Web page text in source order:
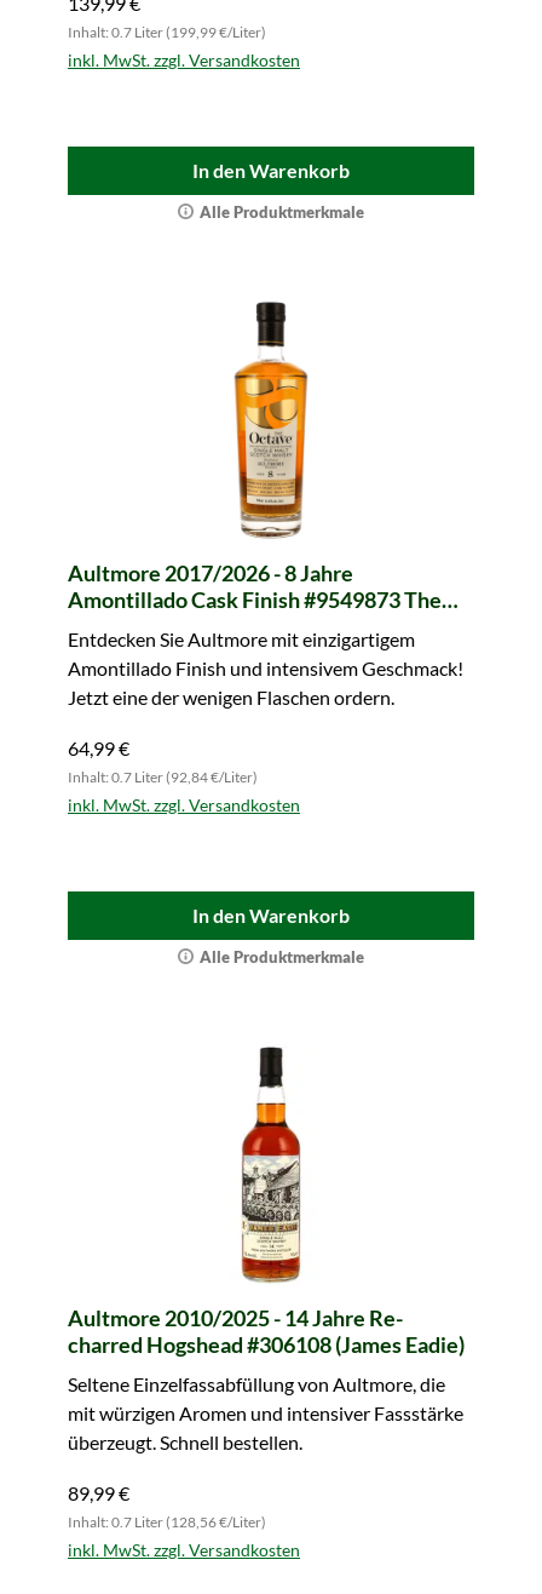
Inhalt: 0.7 Liter (199,99 €/Liter)
inkl. MwSt. zzgl. Versandkosten
In den Warenkorb
Alle Produktmerkmale
Aultmore 2017/2026 - 8 Jahre
Amontillado Cask Finish #9549873 The
Entdecken Sie Aultmore mit einzigartigem
Amontillado Finish und intensivem Geschmack!
Jetzt eine der wenigen Flaschen ordern.
64,99 €
Inhalt: 0.7 Liter (92,84 €/Liter)
inkl. MwSt. zzgl. Versandkosten
In den Warenkorb
Alle Produktmerkmale
Aultmore 2010/2025 - 14 Jahre Re-
charred Hogshead #306108 (James Eadie)
Seltene Einzelfassabfüllung von Aultmore, die
mit würzigen Aromen und intensiver Fassstärke
überzeugt. Schnell bestellen.
89,99 €
Inhalt: 0.7 Liter (128,56 €/Liter)
inkl. MwSt. zzgl. Versandkosten